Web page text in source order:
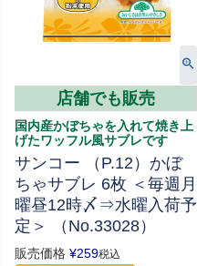
店舗でも販売
国内産かぼちゃを入れて焼き上
げたワッフル風サブレです
サンコー （P.12）かぼ
ちゃサブレ 6枚 ＜毎週月
曜昼12時〆⇒水曜入荷予
定＞ （No.33028）
販売価格 ¥259税込